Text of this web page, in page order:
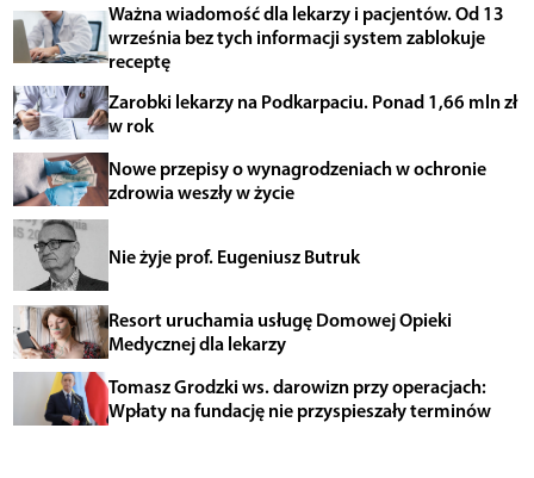
Ważna wiadomość dla lekarzy i pacjentów. Od 13
września bez tych informacji system zablokuje
receptę
Zarobki lekarzy na Podkarpaciu. Ponad 1,66 mln zł
w rok
Nowe przepisy o wynagrodzeniach w ochronie
zdrowia weszły w życie
Nie żyje prof. Eugeniusz Butruk
Resort uruchamia usługę Domowej Opieki
Medycznej dla lekarzy
Tomasz Grodzki ws. darowizn przy operacjach:
Wpłaty na fundację nie przyspieszały terminów